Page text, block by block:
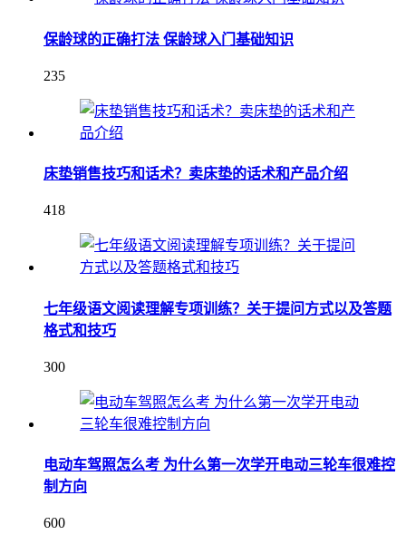
保龄球的正确打法 保龄球入门基础知识
235
床垫销售技巧和话术？卖床垫的话术和产品介绍
418
七年级语文阅读理解专项训练？关于提问方式以及答题
格式和技巧
300
电动车驾照怎么考 为什么第一次学开电动三轮车很难控
制方向
600